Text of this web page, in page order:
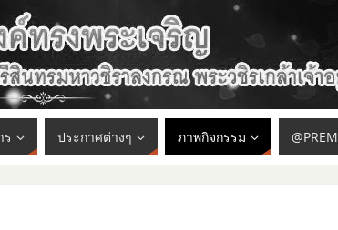
ร ประกาศต่างๆ ภาพกิจกรรม @PREM